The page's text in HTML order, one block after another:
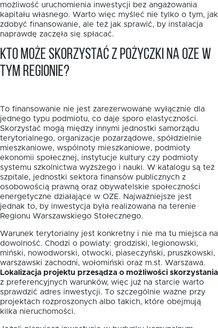
możliwość uruchomienia inwestycji bez angażowania
kapitału własnego. Warto więc myśleć nie tylko o tym, jak
zdobyć finansowanie, ale też jak sprawić, by instalacja
naprawdę zaczęła się spłacać.
Kto może skorzystać z pożyczki na OZE w
tym regionie?
To finansowanie nie jest zarezerwowane wyłącznie dla
jednego typu podmiotu, co daje sporo elastyczności.
Skorzystać mogą między innymi jednostki samorządu
terytorialnego, organizacje pozarządowe, spółdzielnie
mieszkaniowe, wspólnoty mieszkaniowe, podmioty
ekonomii społecznej, instytucje kultury czy podmioty
systemu szkolnictwa wyższego i nauki. W katalogu są też
szpitale, jednostki sektora finansów publicznych z
osobowością prawną oraz obywatelskie społeczności
energetyczne działające w OZE. Najważniejsze jest
jednak to, by inwestycja była realizowana na terenie
Regionu Warszawskiego Stołecznego.
Warunek terytorialny jest konkretny i nie ma tu miejsca na
dowolność. Chodzi o powiaty: grodziski, legionowski,
miński, nowodworski, otwocki, piaseczyński, pruszkowski,
warszawski zachodni, wołomiński oraz m.st. Warszawa.
Lokalizacja projektu przesądza o możliwości skorzystania
z preferencyjnych warunków, więc już na starcie warto
sprawdzić adres inwestycji. To szczególnie ważne przy
projektach rozproszonych albo takich, które obejmują
kilka nieruchomości.